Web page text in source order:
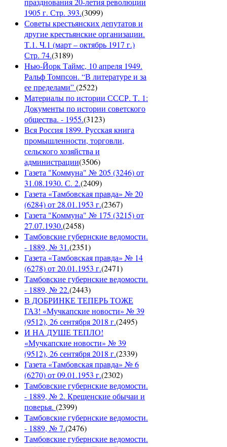
1905 г. Стр. 393.(3099)
Советы крестьянских депутатов и
другие крестьянские организации.
Т.1. Ч.1 (март – октябрь 1917 г.)
Стр. 74.(3189)
Нью-Йорк Таймс, 10 апреля 1949.
Ральф Томпсон. “В литературе и за
ее пределами”(2522)
Материалы по истории СССР. Т. 1:
Документы по истории советского
общества. - 1955.(3123)
Вся Россия 1899. Русская книга
промышленности, торговли,
сельского хозяйства и
администрации(3506)
Газета "Коммуна" № 205 (3246) от
31.08.1930. С. 2.(2409)
Газета «Тамбовская правда» № 20
(6284) от 28.01.1953 г.(2367)
Газета "Коммуна" № 175 (3215) от
27.07.1930.(2458)
Тамбовские губернские ведомости.
- 1889, № 31.(2351)
Газета «Тамбовская правда» № 14
(6278) от 20.01.1953 г.(2471)
Тамбовские губернские ведомости.
- 1889, № 22.(2443)
В ДОБРИНКЕ ТЕПЕРЬ ТОЖЕ
ГАЗ! «Мучкапские новости» № 39
(9512), 26 сентября 2018 г.(2495)
И НА ДУШЕ ТЕПЛО!
«Мучкапские новости» № 39
(9512), 26 сентября 2018 г.(2339)
Газета «Тамбовская правда» № 6
(6270) от 09.01.1953 г.(2302)
Тамбовские губернские ведомости.
- 1889, № 2. Крещенские обычаи и
поверья. (2399)
Тамбовские губернские ведомости.
- 1889, № 7.(2476)
Тамбовские губернские ведомости.